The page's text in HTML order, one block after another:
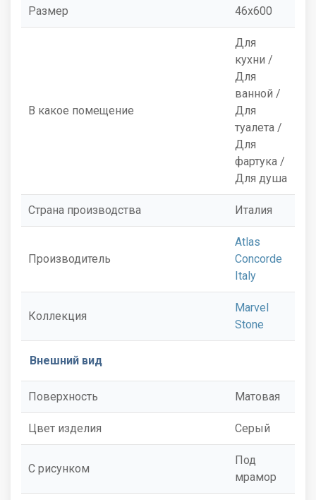
Размер 46x600
В какое помещение
Для
кухни /
Для
ванной /
Для
туалета /
Для
фартука /
Для душа
Страна производства Италия
Производитель
Atlas
Concorde
Italy
Коллекция
Marvel
Stone
Внешний вид
Поверхность Матовая
Цвет изделия Серый
С рисунком
Под
мрамор